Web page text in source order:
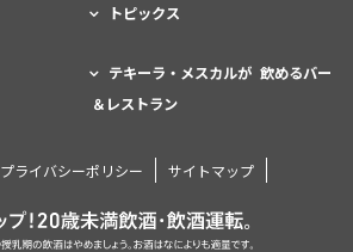
トピックス
テキーラ・メスカルが 飲めるバー
＆レストラン
プライバシーポリシー サイトマップ